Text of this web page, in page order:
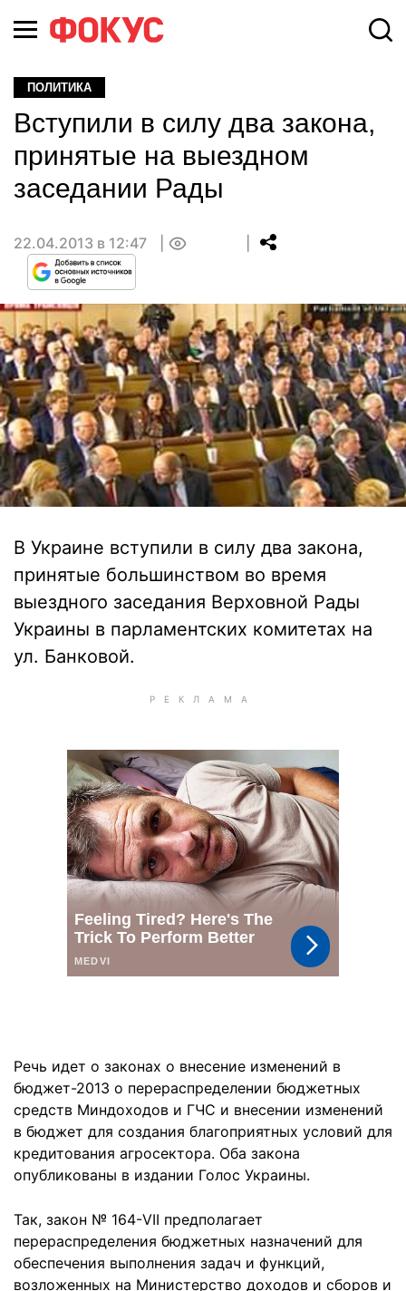
ПОЛИТИКА
Вступили в силу два закона,
принятые на выездном
заседании Рады
22.04.2013 в 12:47
В Украине вступили в силу два закона,
принятые большинством во время
выездного заседания Верховной Рады
Украины в парламентских комитетах на
ул. Банковой.
Речь идет о законах о внесение изменений в
бюджет-2013 о перераспределении бюджетных
средств Миндоходов и ГЧС и внесении изменений
в бюджет для создания благоприятных условий для
кредитования агросектора. Оба закона
опубликованы в издании Голос Украины.
Так, закон № 164-VII предполагает
перераспределения бюджетных назначений для
обеспечения выполнения задач и функций,
возложенных на Министерство доходов и сборов и